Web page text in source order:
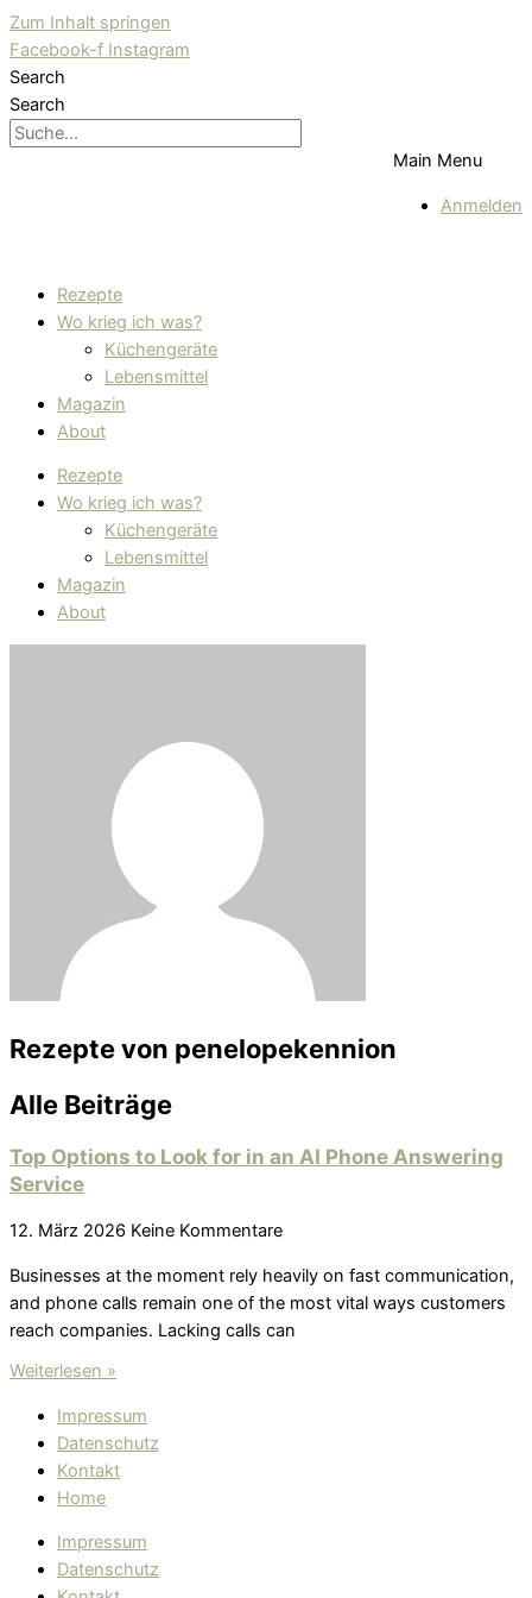
Zum Inhalt springen
Facebook-f Instagram
Search
Search
Main Menu
Anmelden
Rezepte
Wo krieg ich was?
Küchengeräte
Lebensmittel
Magazin
About
Rezepte
Wo krieg ich was?
Küchengeräte
Lebensmittel
Magazin
About
Rezepte von penelopekennion
Alle Beiträge
Top Options to Look for in an AI Phone Answering
Service
12. März 2026 Keine Kommentare
Businesses at the moment rely heavily on fast communication,
and phone calls remain one of the most vital ways customers
reach companies. Lacking calls can
Weiterlesen »
Impressum
Datenschutz
Kontakt
Home
Impressum
Datenschutz